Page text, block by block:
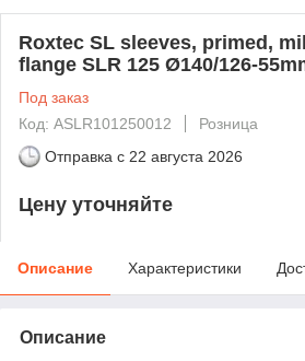
Roxtec SL sleeves, primed,
flange SLR 125 Ø140/126-
Под заказ
Код: ASLR101250012
Розница
Отправка с 22 августа 2026
Цену уточняйте
Описание Характеристики
Описание